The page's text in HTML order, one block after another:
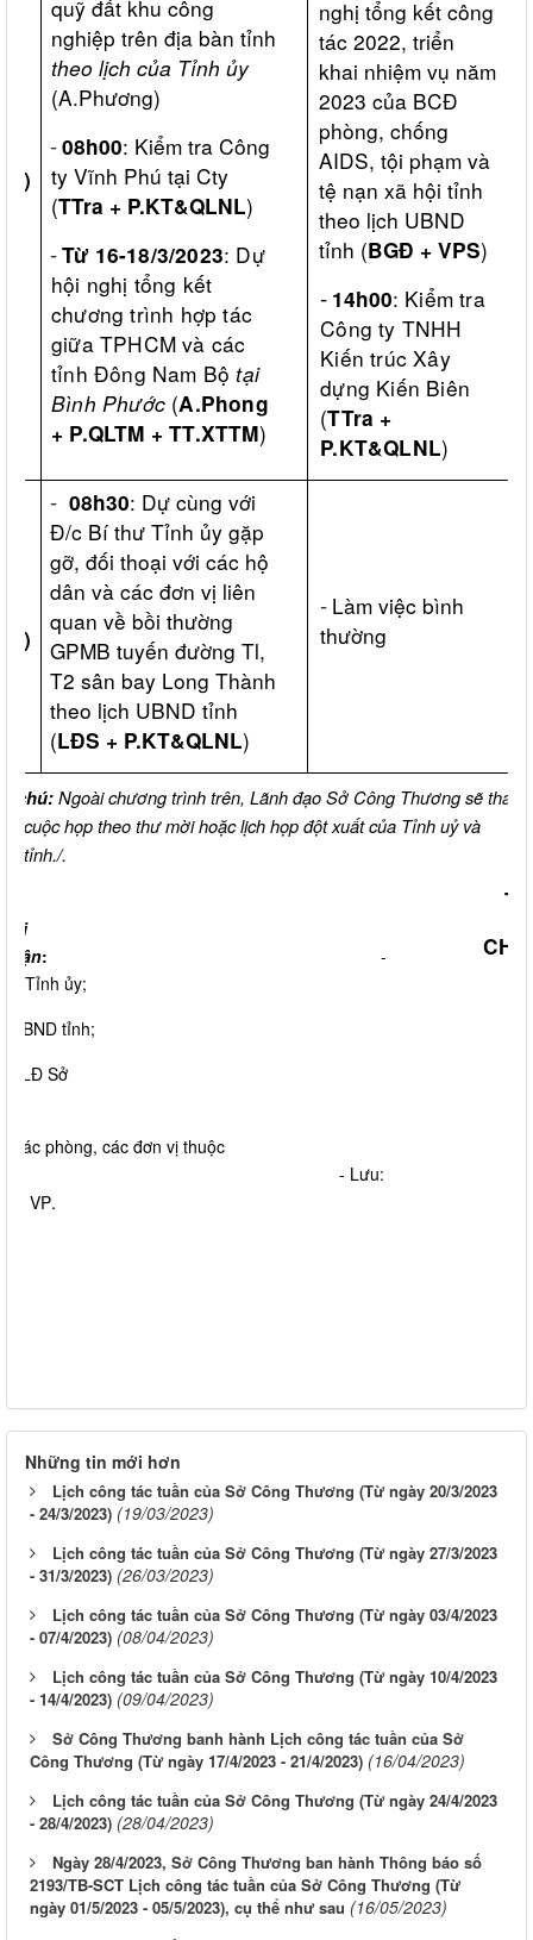
quỹ đất khu công
nghiệp trên địa bàn tỉnh
theo lịch của Tỉnh ủy
(A.Phương)
-08h00: Kiểm tra Công
ty Vĩnh Phú tại Cty
(TTra + P.KT&QLNL)
-Từ 16-18/3/2023: Dự
hội nghị tổng kết
chương trình hợp tác
giữa TPHCM và các
tỉnh Đông Nam Bộtại
Bình Phước (A.Phong
+ P.QLTM + TT.XTTM)
nghị tổng kết công
tác 2022, triển
khai nhiệm vụ năm
2023 của BCĐ
phòng, chống
AIDS,tội phạm và
tệ nạn xã hội tỉnh
theo lịch UBND
tỉnh (BGĐ + VPS)
- 14h00: Kiểm tra
Công ty TNHH
Kiến trúc Xây
dựng Kiến Biên
(TTra +
P.KT&QLNL)
- 08h30: Dự cùng với
Đ/c Bí thư Tỉnh ủy gặp
gỡ, đối thoại với các hộ
dân và các đơn vị liên
quan về bồi thường
GPMB tuyến đường Tl,
T2 sân bay Long Thành
theo lịch UBND tỉnh
(LĐS + P.KT&QLNL)
- Làm việc bình
thường
chú:Ngoài chương trình trên, Lãnh đạo Sở Công Thương sẽ tham
cuộc họp theo thư mời hoặc lịch họp đột xuất của Tỉnh uỷ và
tỉnh./.
Nơi
nhận: -
TT.Tỉnh ủy;
- UBND tỉnh;
- BLĐ Sở
- Các phòng, các đơn vị thuộc
Sở; - Lưu:
VT, VP.
Những tin mới hơn
Lịch công tác tuần của Sở Công Thương (Từ ngày 20/3/2023
- 24/3/2023) (19/03/2023)
Lịch công tác tuần của Sở Công Thương (Từ ngày 27/3/2023
- 31/3/2023) (26/03/2023)
Lịch công tác tuần của Sở Công Thương (Từ ngày 03/4/2023
- 07/4/2023) (08/04/2023)
Lịch công tác tuần của Sở Công Thương (Từ ngày 10/4/2023
- 14/4/2023) (09/04/2023)
Sở Công Thương banh hành Lịch công tác tuần của Sở
Công Thương (Từ ngày 17/4/2023 - 21/4/2023) (16/04/2023)
Lịch công tác tuần của Sở Công Thương (Từ ngày 24/4/2023
- 28/4/2023) (28/04/2023)
Ngày 28/4/2023, Sở Công Thương ban hành Thông báo số
2193/TB-SCT Lịch công tác tuần của Sở Công Thương (Từ
ngày 01/5/2023 - 05/5/2023), cụ thể như sau (16/05/2023)